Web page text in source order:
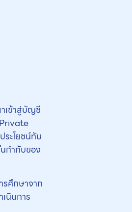
เข้าสู่บัญชี
ะโยชน์ทับ
กำกับของ
รศึกษาจาก
นินการ